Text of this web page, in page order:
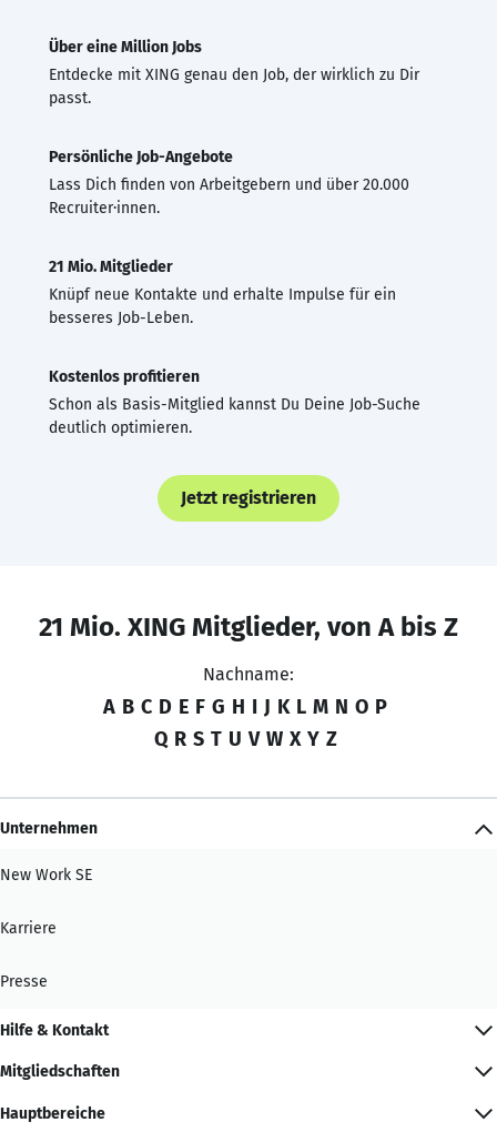
Über eine Million Jobs
Entdecke mit XING genau den Job, der wirklich zu Dir
passt.
Persönliche Job-Angebote
Lass Dich finden von Arbeitgebern und über 20.000
Recruiter·innen.
21 Mio. Mitglieder
Knüpf neue Kontakte und erhalte Impulse für ein
besseres Job-Leben.
Kostenlos profitieren
Schon als Basis-Mitglied kannst Du Deine Job-Suche
deutlich optimieren.
Jetzt registrieren
21 Mio. XING Mitglieder, von A bis Z
Nachname:
A B C D E F G H I J K L M N O P
Q R S T U V W X Y Z
Unternehmen
New Work SE
Karriere
Presse
Hilfe & Kontakt
Mitgliedschaften
Hauptbereiche